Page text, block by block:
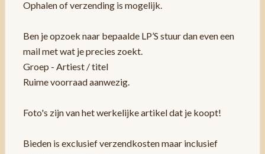
Ophalen of verzending is mogelijk.
Ben je opzoek naar bepaalde LP’S stuur dan even een
mail met wat je precies zoekt.
Groep - Artiest / titel
Ruime voorraad aanwezig.
Foto's zijn van het werkelijke artikel dat je koopt!
Bieden is exclusief verzendkosten maar inclusief